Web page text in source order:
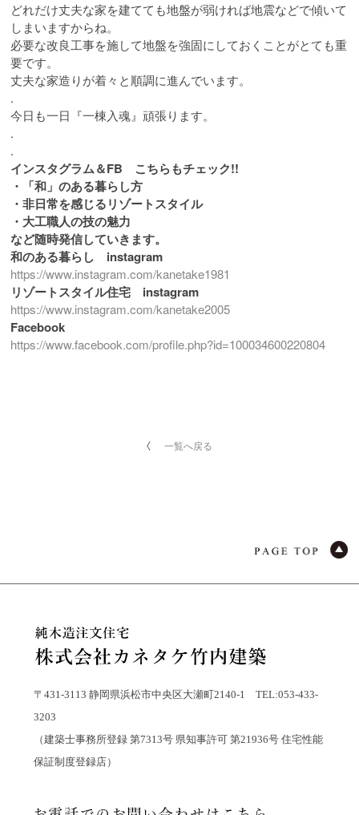
どれだけ丈夫な家を建てても地盤が弱ければ地震などで傾いて
しまいますからね。
必要な改良工事を施して地盤を強固にしておくことがとても重
要です。
丈夫な家造りが着々と順調に進んでいます。
.
今日も一日『一棟入魂』頑張ります。
.
.
インスタグラム＆FB こちらもチェック!!
・「和」のある暮らし方
・非日常を感じるリゾートスタイル
・大工職人の技の魅力
など随時発信していきます。
和のある暮らし instagram
https://www.instagram.com/kanetake1981
リゾートスタイル住宅 instagram
https://www.instagram.com/kanetake2005
Facebook
https://www.facebook.com/profile.php?id=100034600220804
一覧へ戻る
〒431-3113 静岡県浜松市中央区大瀬町2140-1 TEL:053-433-
3203
（建築士事務所登録 第7313号 県知事許可 第21936号 住宅性能
保証制度登録店）